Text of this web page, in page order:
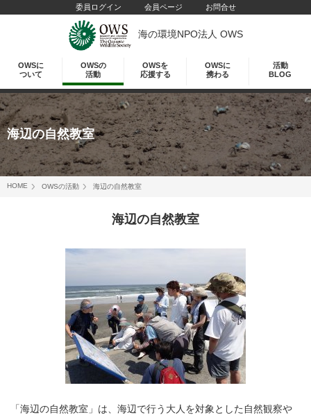
委員ログイン 会員ページ お問合せ
海の環境NPO法人 OWS
OWSに
ついて
OWSの
活動
OWSを
応援する
OWSに
携わる
活動
BLOG
海辺の自然教室
HOME OWSの活動 海辺の自然教室
海辺の自然教室
「海辺の自然教室」は、海辺で行う大人を対象とした自然観察や